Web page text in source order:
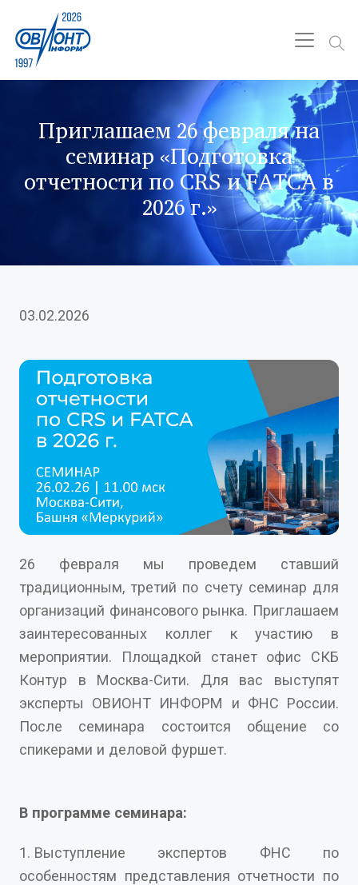
Приглашаем 26 февраля на
семинар «Подготовка
отчетности по СRS и FATCA в
2026 г.»
03.02.2026
26 февраля мы проведем ставший
традиционным, третий по счету семинар для
организаций финансового рынка. Приглашаем
заинтересованных коллег к участию в
мероприятии. Площадкой станет офис СКБ
Контур в Москва-Сити. Для вас выступят
эксперты ОВИОНТ ИНФОРМ и ФНС России.
После семинара состоится общение со
спикерами и деловой фуршет.
В программе семинара:
Выступление экспертов ФНС по
особенностям представления отчетности по